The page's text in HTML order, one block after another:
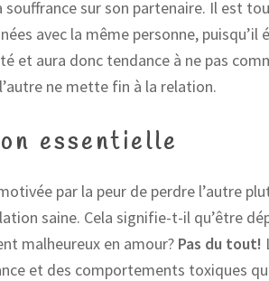
souffrance sur son partenaire. Il est
avec la même personne, puisqu’il
et aura donc tendance à ne pas
ne mette fin à la relation.
essentielle
par la peur de perdre l’autre
saine. Cela signifie-t-il qu’être
malheureux en amour? Pas du tout!
et des comportements toxiques